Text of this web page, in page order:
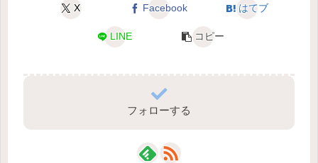
X Facebook はてブ
LINE コピー
フォローする